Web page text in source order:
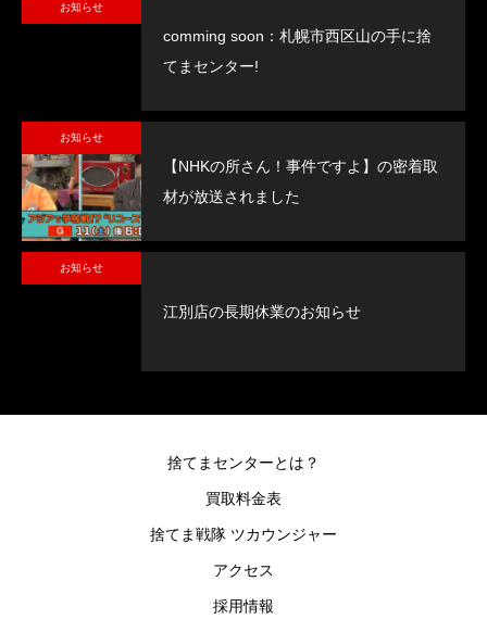
お知らせ
comming soon：札幌市西区山の手に捨
てまセンター!
お知らせ
【NHKの所さん！事件ですよ】の密着取
材が放送されました
お知らせ
江別店の長期休業のお知らせ
捨てまセンターとは？
買取料金表
捨てま戦隊 ツカウンジャー
アクセス
採用情報